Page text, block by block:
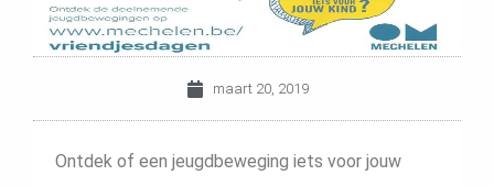
maart 20, 2019
Ontdek of een jeugdbeweging iets voor jouw